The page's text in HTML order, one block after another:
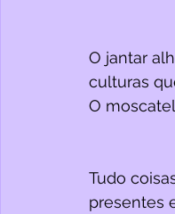
O jantar
culturas
O
Tudo
presentes